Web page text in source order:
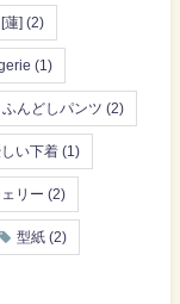
] (2)
(1)
ふんどしパンツ (2)
い下着 (1)
リー (2)
型紙 (2)